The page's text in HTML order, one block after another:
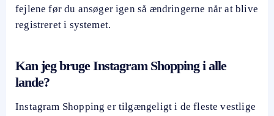
fejlene før du ansøger igen så ændringerne når at blive
registreret i systemet.
Kan jeg bruge Instagram Shopping i alle
lande?
Instagram Shopping er tilgængeligt i de fleste vestlige